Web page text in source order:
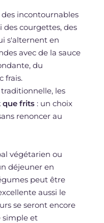
incontournables
des courgettes, des
s'alternent en
avec de la sauce
du
frais.
les
que frits: un choix
renoncer au
végétarien ou
déjeuner en
peut être
aussi le
se seront encore
simple et